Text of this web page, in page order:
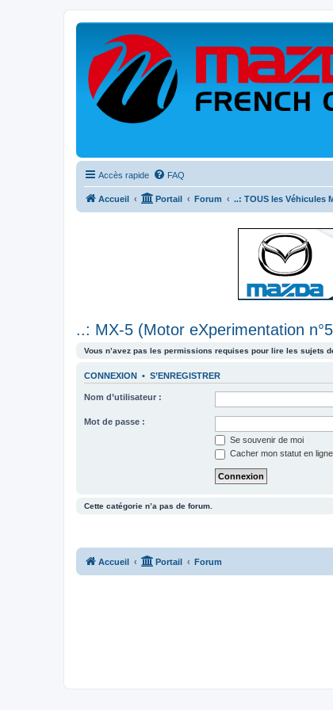
Accès rapide FAQ
Accueil Portail Forum ..: TOUS les Véhicules
..: MX-5 (Motor eXperimentation
Vous n’avez pas les permissions requises pour lire les sujets
CONNEXION • S’ENREGISTRER
Nom d’utilisateur :
Mot de passe :
Se souvenir de moi
Cacher mon statut en
Cette catégorie n’a pas de forum.
Accueil Portail Forum